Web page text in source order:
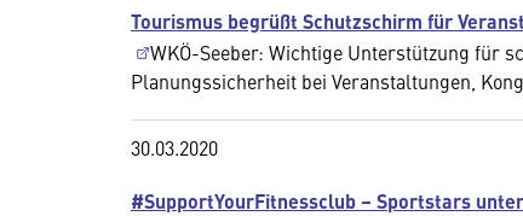
Tourismus begrüßt Schutzschirm für
WKÖ-Seeber: Wichtige Unterstützung für
Planungssicherheit bei Veranstaltungen,
30.03.2020
#SupportYourFitnessclub – Sportstars